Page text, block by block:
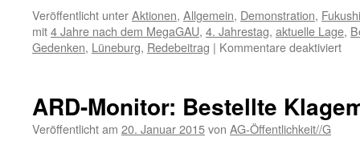
Veröffentlicht unterAktionen, Allgemein, Demonstration,
mit4 Jahre nach dem MegaGAU, 4. Jahrestag, aktuelle Lage,
Gedenken, Lüneburg, Redebeitrag | Kommentare deaktiviertfür
in
ARD-Monitor: Bestellte
Veröffentlicht am 20. Januar 2015von AG-Öffentlichkeit//G